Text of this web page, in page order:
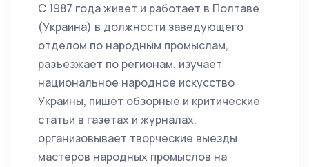
С 1987 года живет и работает в Полтаве
(Украина) в должности заведующего
отделом по народным промыслам,
разъезжает по регионам, изучает
национальное народное искусство
Украины, пишет обзорные и критические
статьи в газетах и журналах,
организовывает творческие выезды
мастеров народных промыслов на